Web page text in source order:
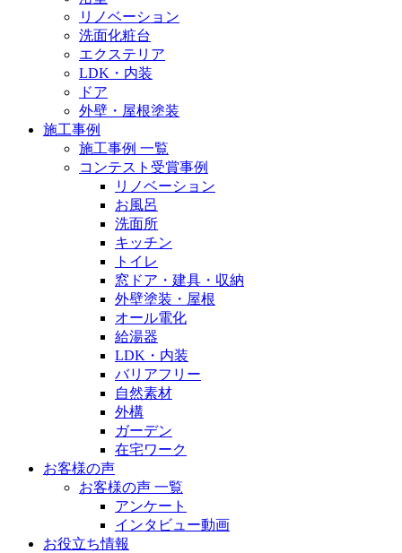
リノベーション
洗面化粧台
エクステリア
LDK・内装
ドア
外壁・屋根塗装
施工事例
施工事例 一覧
コンテスト受賞事例
リノベーション
お風呂
洗面所
キッチン
トイレ
窓ドア・建具・収納
外壁塗装・屋根
オール電化
給湯器
LDK・内装
バリアフリー
自然素材
外構
ガーデン
在宅ワーク
お客様の声
お客様の声 一覧
アンケート
インタビュー動画
お役立ち情報